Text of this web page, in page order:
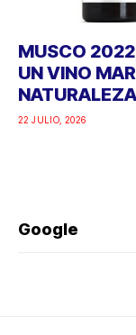
MUSCO
UN VINO
NATURALEZA
22 JULIO, 2026
Google